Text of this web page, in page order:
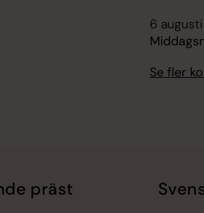
6 augusti
Se fler
präst